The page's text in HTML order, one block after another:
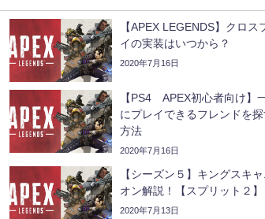
【APEX LEGENDS】クロス
イの実装はいつから？
2020年7月16日
【PS4 APEX初心者向け】
にプレイできるフレンドを
方法
2020年7月16日
【シーズン５】キングスキ
オン解説！【スプリット２】
2020年7月13日